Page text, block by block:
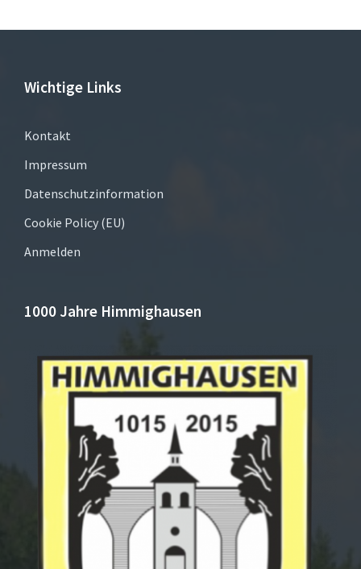
Wichtige Links
Kontakt
Impressum
Datenschutzinformation
Cookie Policy (EU)
Anmelden
1000 Jahre Himmighausen